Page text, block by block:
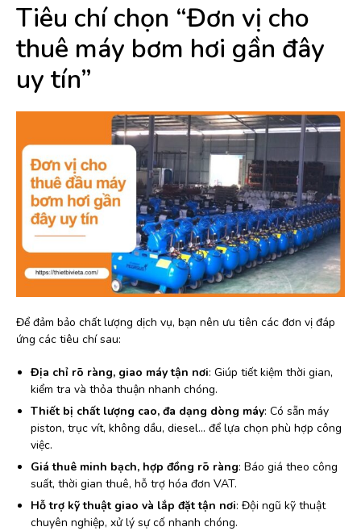
Tiêu chí chọn “Đơn vị cho
thuê máy bơm hơi gần đây
uy tín”
Để đảm bảo chất lượng dịch vụ, bạn nên ưu tiên các đơn vị đáp
ứng các tiêu chí sau:
Địa chỉ rõ ràng, giao máy tận nơi: Giúp tiết kiệm thời gian,
kiểm tra và thỏa thuận nhanh chóng.
Thiết bị chất lượng cao, đa dạng dòng máy: Có sẵn máy
piston, trục vít, không dầu, diesel… để lựa chọn phù hợp công
việc.
Giá thuê minh bạch, hợp đồng rõ ràng: Báo giá theo công
suất, thời gian thuê, hỗ trợ hóa đơn VAT.
Hỗ trợ kỹ thuật giao và lắp đặt tận nơi: Đội ngũ kỹ thuật
chuyên nghiệp, xử lý sự cố nhanh chóng.